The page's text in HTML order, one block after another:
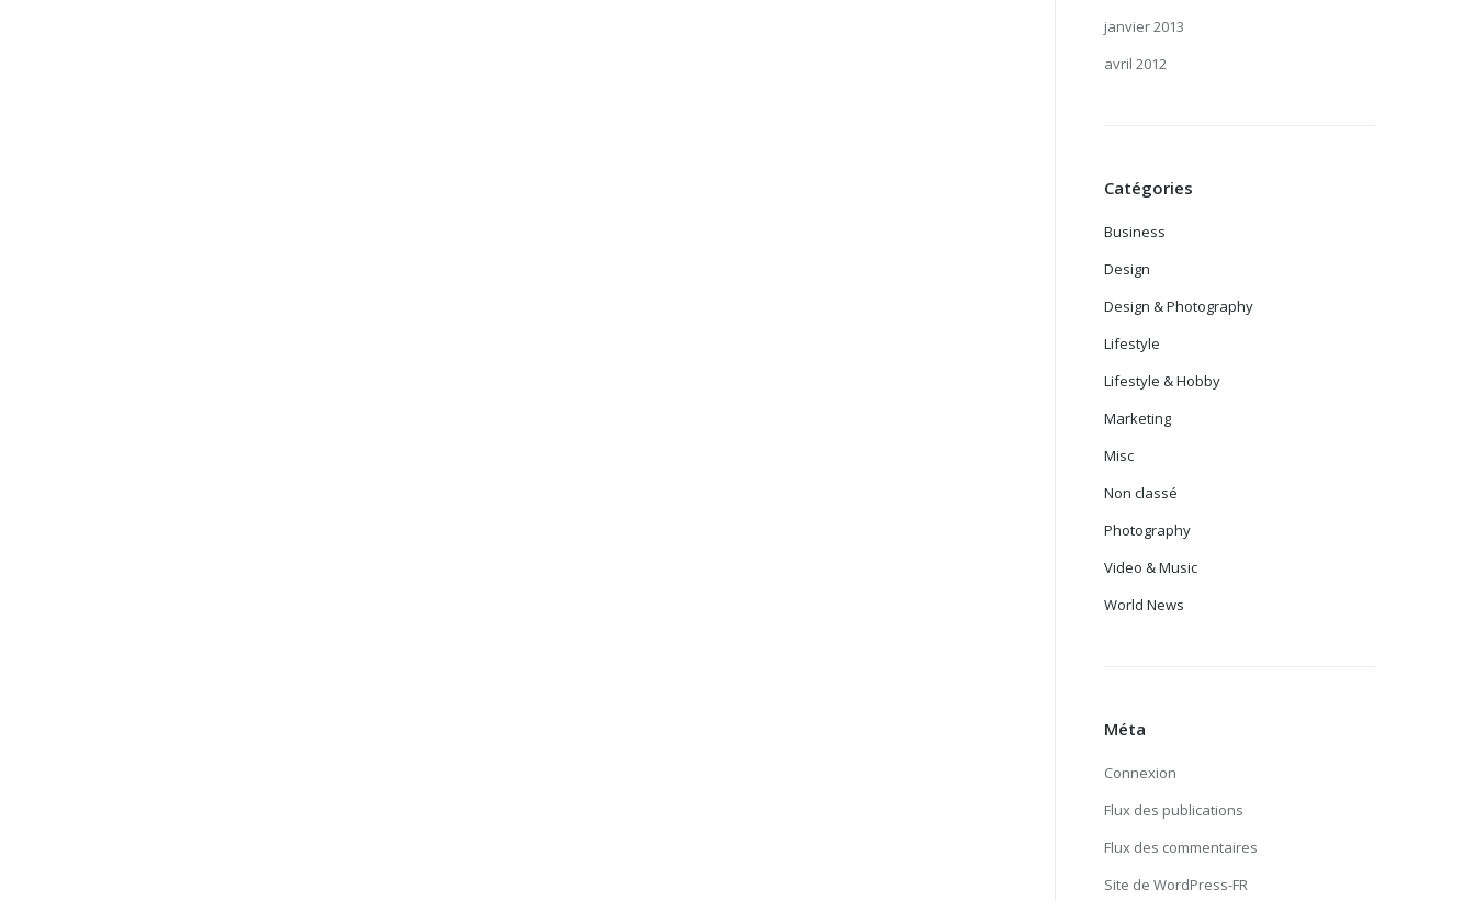
janvier 2013
avril 2012
Catégories
Business
Design
Design & Photography
Lifestyle
Lifestyle & Hobby
Marketing
Misc
Non classé
Photography
Video & Music
World News
Méta
Connexion
Flux des publications
Flux des commentaires
Site de WordPress-FR